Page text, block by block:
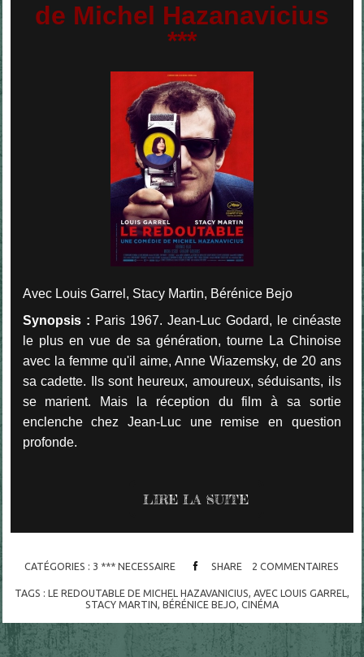
de Michel Hazanavicius
***
Avec Louis Garrel, Stacy Martin, Bérénice Bejo
Synopsis : Paris 1967. Jean-Luc Godard, le cinéaste
le plus en vue de sa génération, tourne La Chinoise
avec la femme qu'il aime, Anne Wiazemsky, de 20 ans
sa cadette. Ils sont heureux, amoureux, séduisants, ils
se marient. Mais la réception du film à sa sortie
enclenche chez Jean-Luc une remise en question
profonde.
LIRE LA SUITE
CATÉGORIES : 3 *** NECESSAIRE SHARE 2 COMMENTAIRES
TAGS : LE REDOUTABLE DE MICHEL HAZAVANICIUS AVEC LOUIS GARREL
STACY MARTIN BÉRÉNICE BEJO CINÉMA